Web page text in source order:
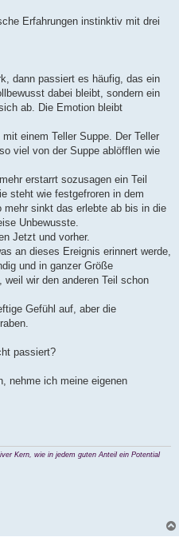
Erfahrungen instinktiv mit drei
dann passiert es häufig, das ein
dabei bleibt, sondern ein
ab. Die Emotion bleibt
einem Teller Suppe. Der Teller
viel von der Suppe ablöfflen wie
erstarrt sozusagen ein Teil
steht wie festgefroren in dem
sinkt das erlebte ab bis in die
Unbewusste.
Jetzt und vorher.
an dieses Ereignis erinnert werde,
und in ganzer Größe
wir den anderen Teil schon
Gefühl auf, aber die
passiert?
nehme ich meine eigenen
Kern, wie in jedem guten Anteil ein Potential